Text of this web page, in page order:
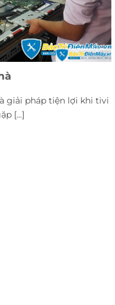
giải pháp tiện lợi khi tivi
[...]